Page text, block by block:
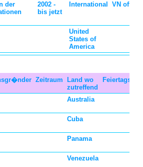
der
2002 -
bis jetzt
International VN
United
States of
America
Zeitraum
Land wo
zutreffend
Feiertagstyp
Australia
Cuba
Panama
Venezuela